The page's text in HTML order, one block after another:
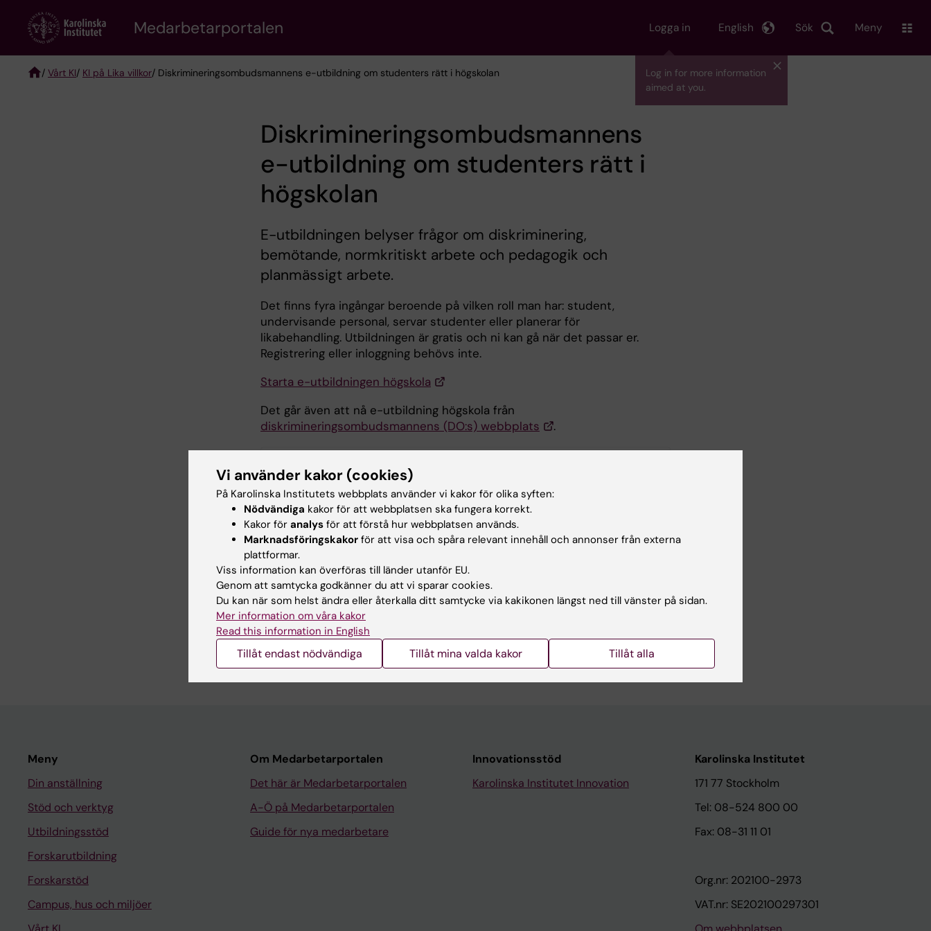
content
Medarbetarportalen Logga in
Log in for more information
aimed at you.
Sök
English Meny
/ Vårt KI/ KI på Lika villkor/ Diskrimineringsombudsmannens e-utbildning om studenters rätt i högskolan
Diskrimineringsombudsmannens
e-utbildning om studenters rätt i
högskolan
E-utbildningen belyser frågor om diskriminering,
bemötande, normkritiskt arbete och pedagogik och
planmässigt arbete.
Det finns fyra ingångar beroende på vilken roll man har: student,
undervisande personal, servar studenter eller planerar för
likabehandling. Utbildningen är gratis och ni kan gå när det passar er.
Registrering eller inloggning behövs inte.
Starta e-utbildningen högskola
Det går även att nå e-utbildning högskola från
diskrimineringsombudsmannens (DO:s) webbplats
.
Hade du nytta av informationen på denna sida?
Innehållsgranskare:
Kristina Ullgren
Redaktör:Kristina Ullgren
Sidan uppdaterad:2026-02-04
Dela
Meny
Din anställning
Stöd och verktyg
Utbildningsstöd
Forskarutbildning
Forskarstöd
Campus, hus och miljöer
Om Medarbetarportalen
Det här är Medarbetarportalen
A-Ö på Medarbetarportalen
Guide för nya medarbetare
Innovationsstöd
Karolinska Institutet Innovation
Karolinska Institutet
171 77 Stockholm
Tel: 08-524 800 00
Fax: 08-31 11 01
Org.nr: 202100-2973
VAT.nr: SE202100297301
Vi använder kakor (cookies)
På Karolinska Institutets webbplats använder vi kakor för olika syften:
Nödvändiga kakor för att webbplatsen ska fungera korrekt.
Kakor för analys för att förstå hur webbplatsen används.
Marknadsföringskakor för att visa och spåra relevant innehåll och annonser från externa
plattformar.
Viss information kan överföras till länder utanför EU.
Genom att samtycka godkänner du att vi sparar cookies.
Du kan när som helst ändra eller återkalla ditt samtycke via kakikonen längst ned till vänster på sidan.
Mer information om våra kakor
Read this information in English
Tillåt endast nödvändiga Tillåt mina valda kakor Tillåt alla